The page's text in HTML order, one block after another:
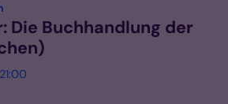
Die Buchhandlung der